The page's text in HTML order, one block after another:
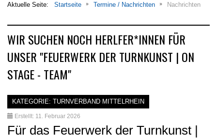
Aktuelle Seite: Startseite Termine / Nachrichten Nachrichten
WIR SUCHEN NOCH HERLFER*INNEN FÜR
UNSER "FEUERWERK DER TURNKUNST | ON
STAGE - TEAM"
KATEGORIE: TURNVERBAND MITTELRHEIN
Erstellt: 11. Februar 2026
Für das Feuerwerk der Turnkunst |